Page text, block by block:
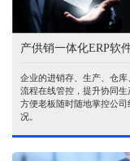
产供销一体化ERP软
企业的进销存、生产、仓库
流程在线管控，提升协同生
方便老板随时随地掌控公司
况。